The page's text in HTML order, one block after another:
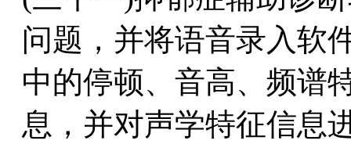
问题，并将语音录入软
中的停顿、音高、频谱
息，并对声学特征信息